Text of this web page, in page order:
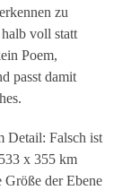
zu
voll statt
Poem,
passt damit
Detail: Falsch ist
x 355 km
der Ebene